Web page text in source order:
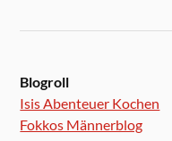
Blogroll
Isis Abenteuer Kochen
Fokkos Männerblog